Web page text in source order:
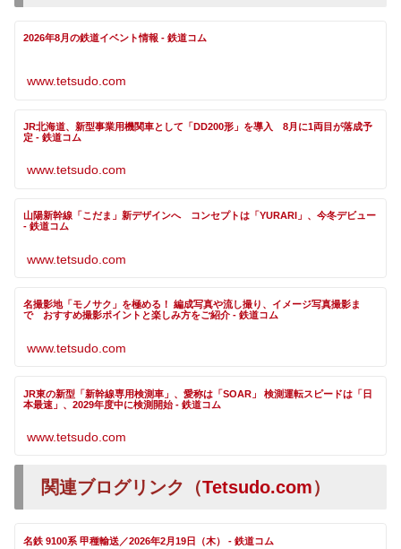
2026年8月の鉄道イベント情報 - 鉄道コム
www.tetsudo.com
JR北海道、新型事業用機関車として「DD200形」を導入 8月に1両目が落成予
定 - 鉄道コム
www.tetsudo.com
山陽新幹線「こだま」新デザインへ コンセプトは「YURARI」、今冬デビュー
- 鉄道コム
www.tetsudo.com
名撮影地「モノサク」を極める！ 編成写真や流し撮り、イメージ写真撮影ま
で おすすめ撮影ポイントと楽しみ方をご紹介 - 鉄道コム
www.tetsudo.com
JR東の新型「新幹線専用検測車」、愛称は「SOAR」 検測運転スピードは「日
本最速」、2029年度中に検測開始 - 鉄道コム
www.tetsudo.com
関連ブログリンク（Tetsudo.com）
名鉄 9100系 甲種輸送／2026年2月19日（木） - 鉄道コム